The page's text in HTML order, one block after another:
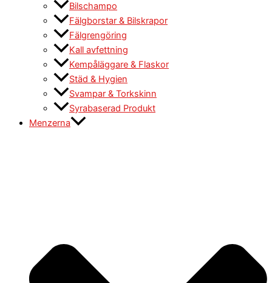
Bilschampo
Fälgborstar & Bilskrapor
Fälgrengöring
Kall avfettning
Kempåläggare & Flaskor
Städ & Hygien
Svampar & Torkskinn
Syrabaserad Produkt
Menzerna